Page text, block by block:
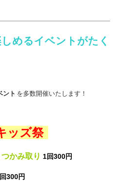
めるイベントがたく
ント を多数開催いたします！
ッズ祭
かみ取り 1回300円
300円